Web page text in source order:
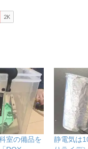
室の備品を
静電気は